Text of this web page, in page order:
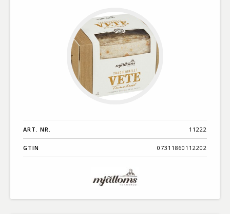
ART. NR. 11222
GTIN 07311860112202